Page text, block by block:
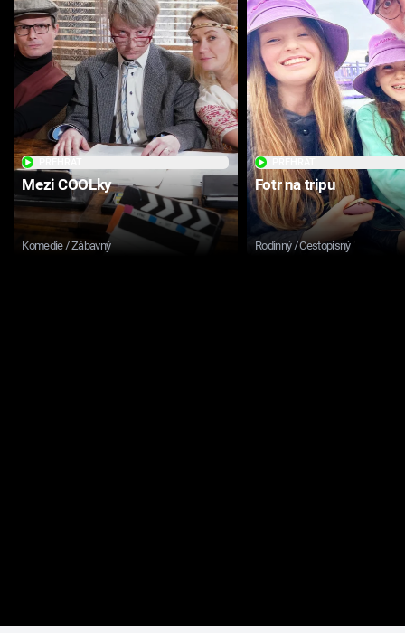
Mezi COOLky
Komedie / Zábavný
Fotr na tripu
Rodinný / Cestopisný